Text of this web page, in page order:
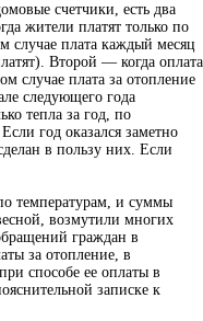
счетчики, есть два
жители платят только по
случае плата каждый месяц
Второй — когда оплата
случае плата за отопление
следующего года
тепла за год, по
год оказался заметно
в пользу них. Если
температурам, и суммы
возмутили многих
граждан в
за отопление, в
способе ее оплаты в
записке к